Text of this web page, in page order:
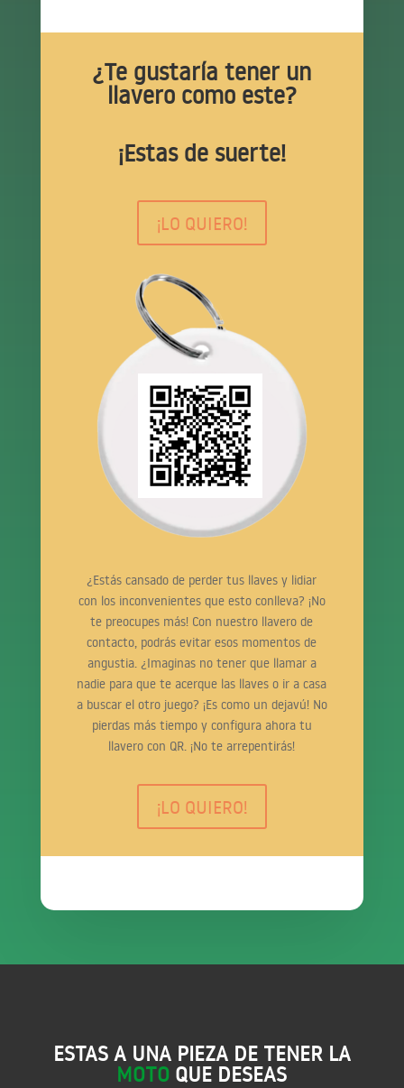
¿Te gustaría tener un
llavero como este?
¡Estas de suerte!
¡LO QUIERO!
¿Estás cansado de perder tus llaves y lidiar
con los inconvenientes que esto conlleva? ¡No
te preocupes más! Con nuestro llavero de
contacto, podrás evitar esos momentos de
angustia. ¿Imaginas no tener que llamar a
nadie para que te acerque las llaves o ir a casa
a buscar el otro juego? ¡Es como un dejavú! No
pierdas más tiempo y configura ahora tu
llavero con QR. ¡No te arrepentirás!
¡LO QUIERO!
ESTAS A UNA PIEZA DE TENER LA
MOTO QUE DESEAS